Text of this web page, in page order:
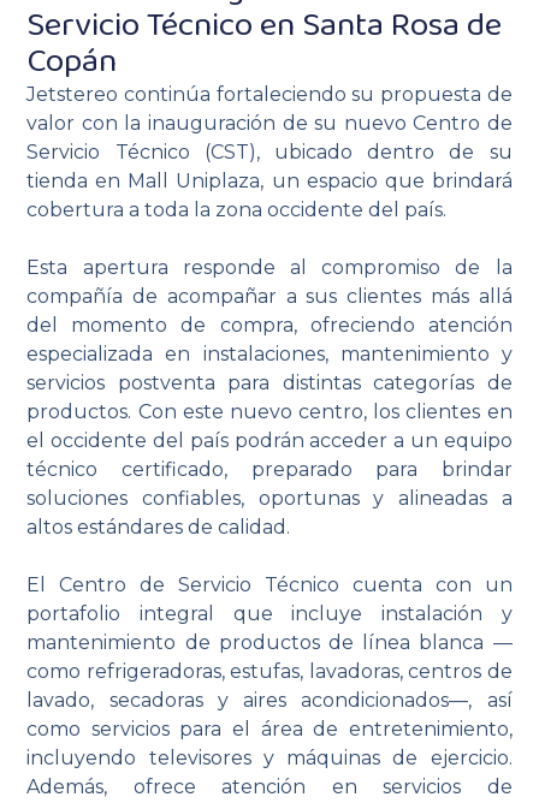
Servicio Técnico en Santa Rosa de
Copán
Jetstereo continúa fortaleciendo su propuesta de
valor con la inauguración de su nuevo Centro de
Servicio Técnico (CST), ubicado dentro de su
tienda en Mall Uniplaza, un espacio que brindará
cobertura a toda la zona occidente del país.
Esta apertura responde al compromiso de la
compañía de acompañar a sus clientes más allá
del momento de compra, ofreciendo atención
especializada en instalaciones, mantenimiento y
servicios postventa para distintas categorías de
productos. Con este nuevo centro, los clientes en
el occidente del país podrán acceder a un equipo
técnico certificado, preparado para brindar
soluciones confiables, oportunas y alineadas a
altos estándares de calidad.
El Centro de Servicio Técnico cuenta con un
portafolio integral que incluye instalación y
mantenimiento de productos de línea blanca —
como refrigeradoras, estufas, lavadoras, centros de
lavado, secadoras y aires acondicionados—, así
como servicios para el área de entretenimiento,
incluyendo televisores y máquinas de ejercicio.
Además, ofrece atención en servicios de